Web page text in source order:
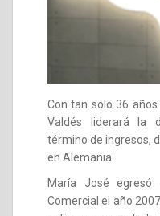
Con tan solo 36
Valdés liderará la
término de ingresos,
en Alemania.
María José
Comercial el año